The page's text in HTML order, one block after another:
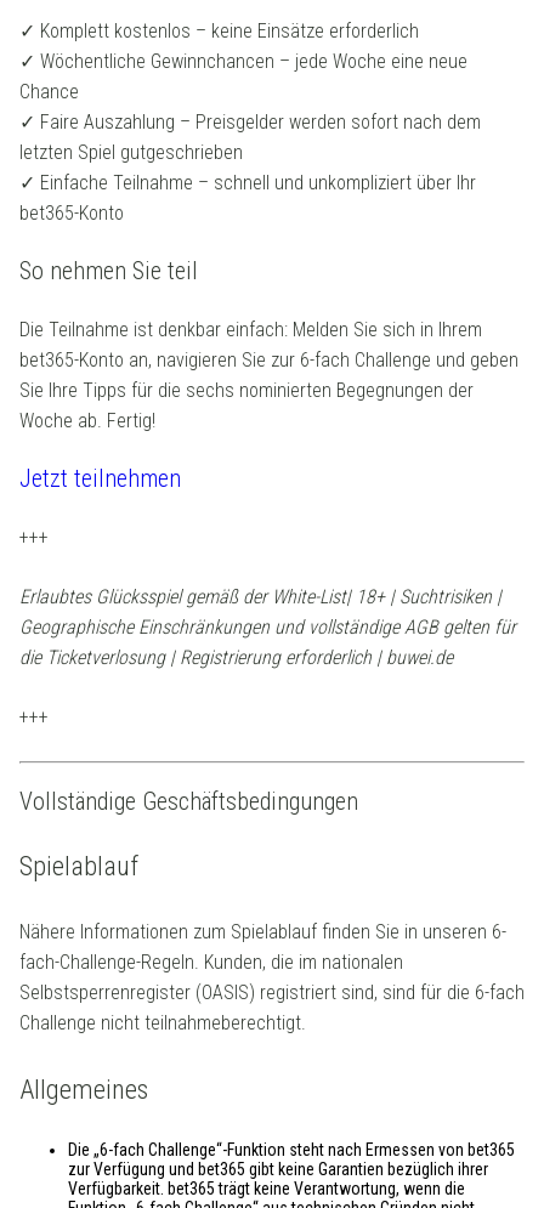
✓ Komplett kostenlos – keine Einsätze erforderlich
✓ Wöchentliche Gewinnchancen – jede Woche eine neue
Chance
✓ Faire Auszahlung – Preisgelder werden sofort nach dem
letzten Spiel gutgeschrieben
✓ Einfache Teilnahme – schnell und unkompliziert über Ihr
bet365-Konto
So nehmen Sie teil
Die Teilnahme ist denkbar einfach: Melden Sie sich in Ihrem
bet365-Konto an, navigieren Sie zur 6-fach Challenge und geben
Sie Ihre Tipps für die sechs nominierten Begegnungen der
Woche ab. Fertig!
Jetzt teilnehmen
+++
Erlaubtes Glücksspiel gemäß der White-List| 18+ | Suchtrisiken |
Geographische Einschränkungen und vollständige AGB gelten für
die Ticketverlosung | Registrierung erforderlich | buwei.de
+++
Vollständige Geschäftsbedingungen
Spielablauf
Nähere Informationen zum Spielablauf finden Sie in unseren 6-
fach-Challenge-Regeln. Kunden, die im nationalen
Selbstsperrenregister (OASIS) registriert sind, sind für die 6-fach
Challenge nicht teilnahmeberechtigt.
Allgemeines
Die „6-fach Challenge“-Funktion steht nach Ermessen von bet365
zur Verfügung und bet365 gibt keine Garantien bezüglich ihrer
Verfügbarkeit. bet365 trägt keine Verantwortung, wenn die